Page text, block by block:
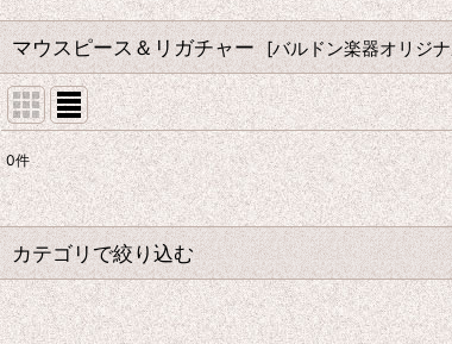
マウスピース＆リガチャー [バルドン楽器オリジ
サブカテゴリ:
表示数:
並び順:
0件
カテゴリで絞り込む
マウスピース＆リガチャー (全商品)